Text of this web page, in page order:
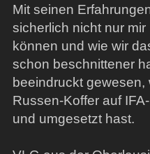
Mit seinen
sicherlich nicht nur
können und wie wir
schon beschnittener
beeindruckt
Russen-Koffer auf
und umgesetzt hast.